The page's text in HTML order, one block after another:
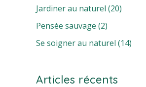
Jardiner au naturel (20)
Pensée sauvage (2)
Se soigner au naturel (14)
Articles récents